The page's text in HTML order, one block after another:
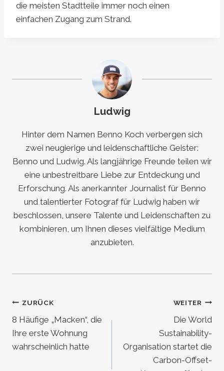
die meisten Stadtteile immer noch einen
einfachen Zugang zum Strand.
Ludwig
Hinter dem Namen Benno Koch verbergen sich
zwei neugierige und leidenschaftliche Geister:
Benno und Ludwig. Als langjährige Freunde teilen wir
eine unbestreitbare Liebe zur Entdeckung und
Erforschung. Als anerkannter Journalist für Benno
und talentierter Fotograf für Ludwig haben wir
beschlossen, unsere Talente und Leidenschaften zu
kombinieren, um Ihnen dieses vielfältige Medium
anzubieten.
Beitragsnavigation
ZURÜCK
8 Häufige „Macken“, die
Ihre erste Wohnung
wahrscheinlich hatte
WEITER
Die World
Sustainability-
Organisation startet die
Carbon-Offset-